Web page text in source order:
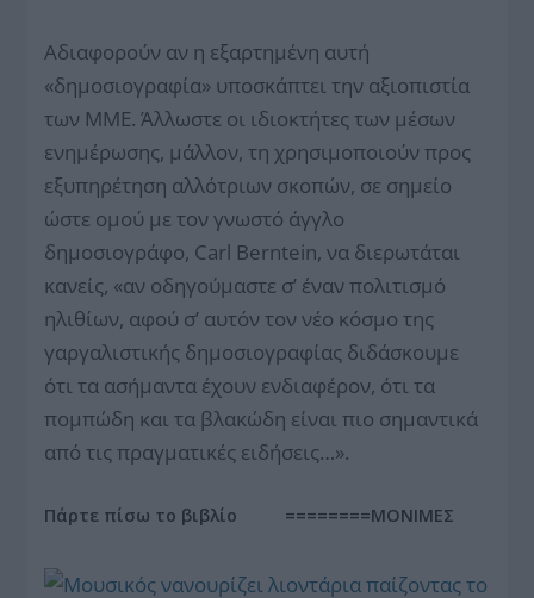
Αδιαφορούν αν η εξαρτημένη αυτή
«δημοσιογραφία» υποσκάπτει την αξιοπιστία
των ΜΜΕ. Άλλωστε οι ιδιοκτήτες των μέσων
ενημέρωσης, μάλλον, τη χρησιμοποιούν προς
εξυπηρέτηση αλλότριων σκοπών, σε σημείο
ώστε ομού με τον γνωστό άγγλο
δημοσιογράφο, Carl Berntein, να διερωτάται
κανείς, «αν οδηγούμαστε σ’ έναν πολιτισμό
ηλιθίων, αφού σ’ αυτόν τον νέο κόσμο της
γαργαλιστικής δημοσιογραφίας διδάσκουμε
ότι τα ασήμαντα έχουν ενδιαφέρον, ότι τα
πομπώδη και τα βλακώδη είναι πιο σημαντικά
από τις πραγματικές ειδήσεις…».
Πάρτε πίσω το βιβλίο ========ΜΟΝΙΜΕΣ